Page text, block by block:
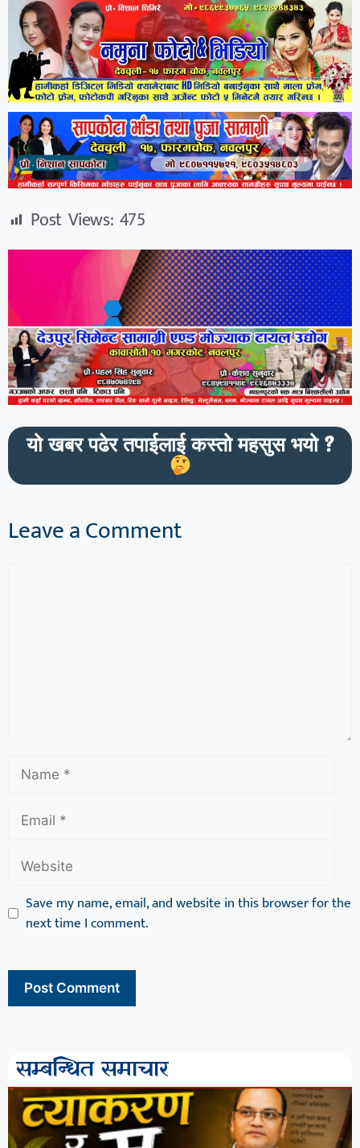
Post Views: 475
यो खबर पढेर तपाईलाई कस्तो महसुस भयो ?
Leave a Comment
Save my name, email, and website in this browser for the
next time I comment.
सम्बन्धित समाचार